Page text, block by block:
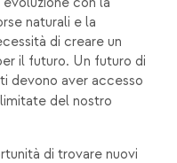
naturali e la
di creare un
il futuro. Un futuro di
devono aver accesso
del nostro
di trovare nuovi